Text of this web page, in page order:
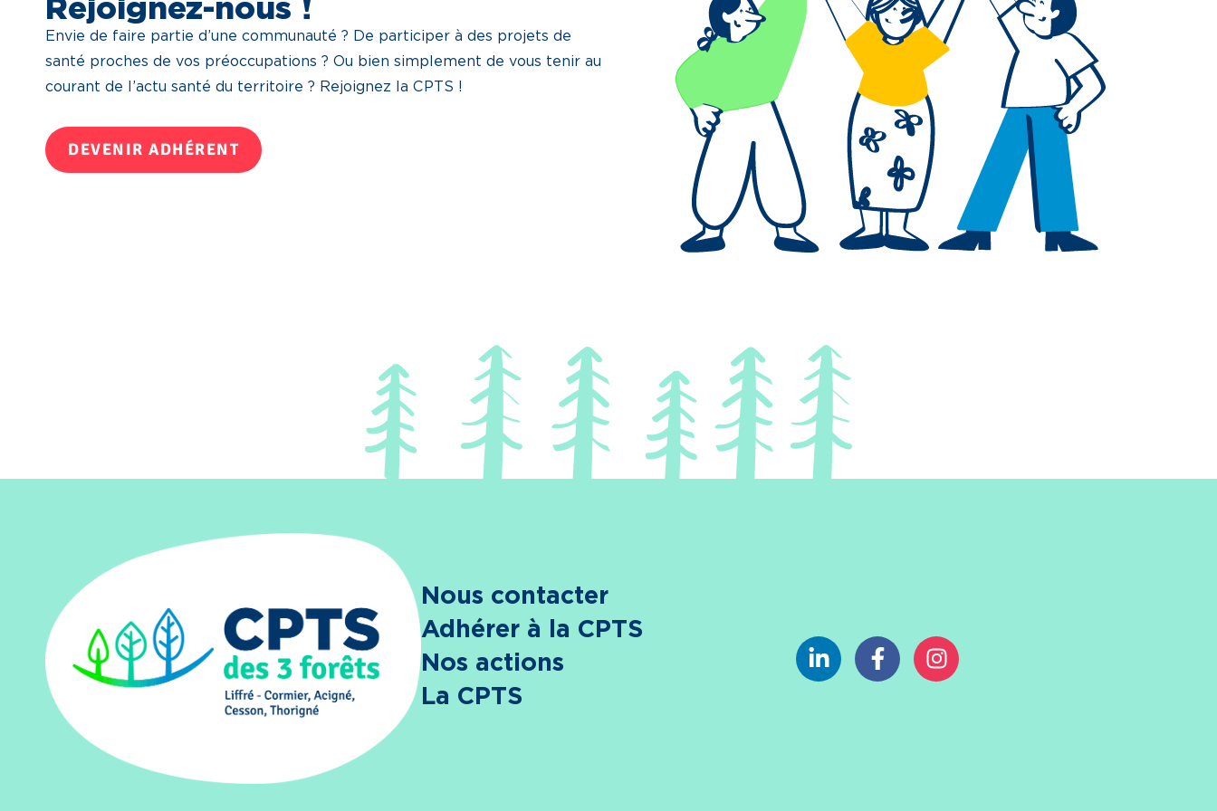
Envie de faire partie d’une communauté ? De participer à des projets de
santé proches de vos préoccupations ? Ou bien simplement de vous tenir au
courant de l’actu santé du territoire ? Rejoignez la CPTS !
DEVENIR ADHÉRENT
Nous contacter
Adhérer à la CPTS
Nos actions
La CPTS